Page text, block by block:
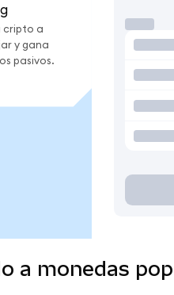
cripto a
y gana
pasivos.
a monedas